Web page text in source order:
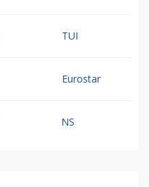
TUI
Eurostar
NS